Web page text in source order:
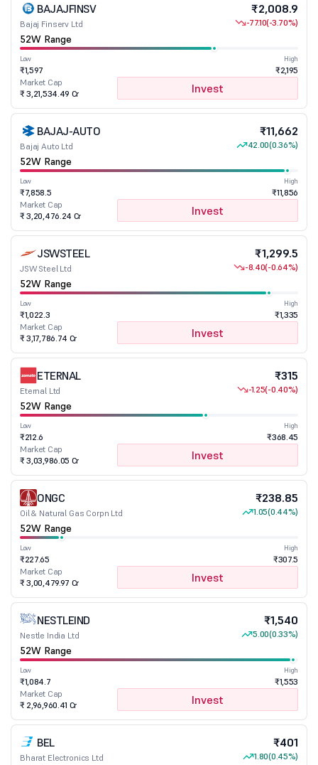
BAJAJFINSV
Bajaj Finserv Ltd
₹2,008.9
-77.10(-3.70%)
52W Range
Low
₹1,597
High
₹2,195
Market Cap
₹ 3,21,534.49 Cr
Invest
BAJAJ-AUTO
Bajaj Auto Ltd
₹11,662
42.00(0.36%)
52W Range
Low
₹7,858.5
High
₹11,856
Market Cap
₹ 3,20,476.24 Cr
Invest
JSWSTEEL
JSW Steel Ltd
₹1,299.5
-8.40(-0.64%)
52W Range
Low
₹1,022.3
High
₹1,335
Market Cap
₹ 3,17,786.74 Cr
Invest
ETERNAL
Eternal Ltd
₹315
-1.25(-0.40%)
52W Range
Low
₹212.6
High
₹368.45
Market Cap
₹ 3,03,986.05 Cr
Invest
ONGC
Oil & Natural Gas Corpn Ltd
₹238.85
1.05(0.44%)
52W Range
Low
₹227.65
High
₹307.5
Market Cap
₹ 3,00,479.97 Cr
Invest
NESTLEIND
Nestle India Ltd
₹1,540
5.00(0.33%)
52W Range
Low
₹1,084.7
High
₹1,553
Market Cap
₹ 2,96,960.41 Cr
Invest
BEL
Bharat Electronics Ltd
₹401
1.80(0.45%)